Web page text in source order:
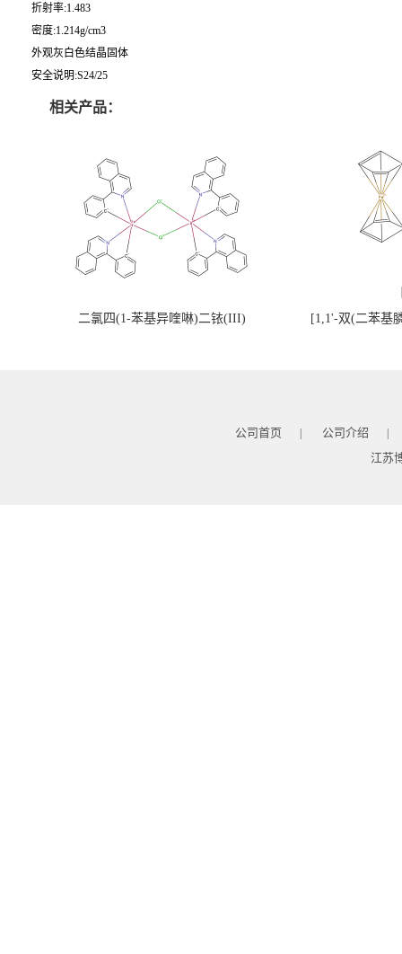
折射率:1.483
密度:1.214g/cm3
外观灰白色结晶固体
安全说明:S24/25
相关产品：
二氯四(1-苯基异喹啉)二铱(III) [1,1'-双(二苯基
公司首页 | 公司介绍 |
江苏